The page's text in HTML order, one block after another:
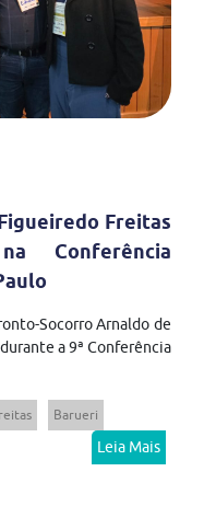
Freitas
Conferência
Socorro Arnaldo de
a 9ª Conferência
Barueri
Leia Mais